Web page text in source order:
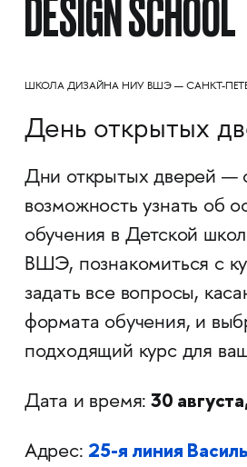
DESIGN SCHOOL
ШКОЛА ДИЗАЙНА НИУ ВШЭ — САНКТ-
День открытых
Дни открытых дверей —
возможность узнать об
обучения в Детской
ВШЭ, познакомиться с
задать все вопросы,
формата обучения, и
подходящий курс для
Дата и время: 30
Адрес: 25-я линия